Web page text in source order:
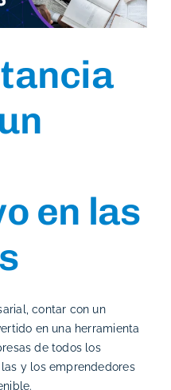
en las
contar con un
en una herramienta
de todos los
y los emprendedores